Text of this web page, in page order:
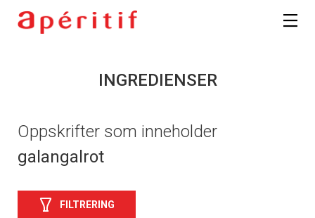
INGREDIENSER
Oppskrifter som inneholder
galangalrot
FILTRERING